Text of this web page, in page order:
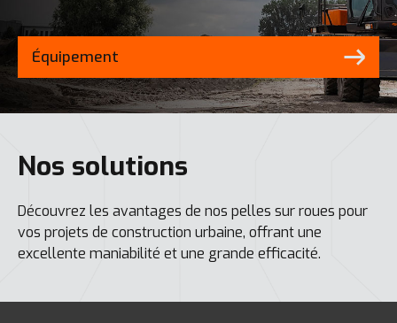
Équipement
Nos solutions
Découvrez les avantages de nos pelles sur roues pour
vos projets de construction urbaine, offrant une
excellente maniabilité et une grande efficacité.